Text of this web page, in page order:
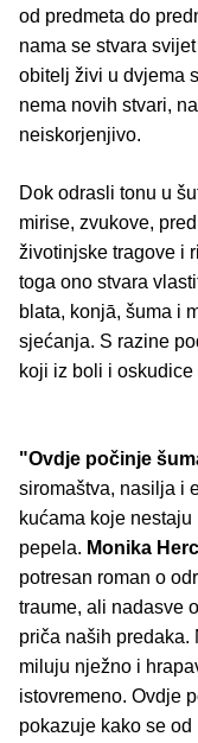
od predmeta do
nama se stvara
obitelj živi u dvjema
nema novih stvari,
neiskorjenjivo.
Dok odrasli tonu u
mirise, zvukove,
životinjske tragove i
toga ono stvara
blata, konjā, šuma i
sjećanja. S razine
koji iz boli i
"Ovdje počinje
siromaštva, nasilja i
kućama koje
pepela. Monika
potresan roman o
traume, ali nadasve
priča naših predaka.
miluju nježno i
istovremeno. Ovdje
pokazuje kako se